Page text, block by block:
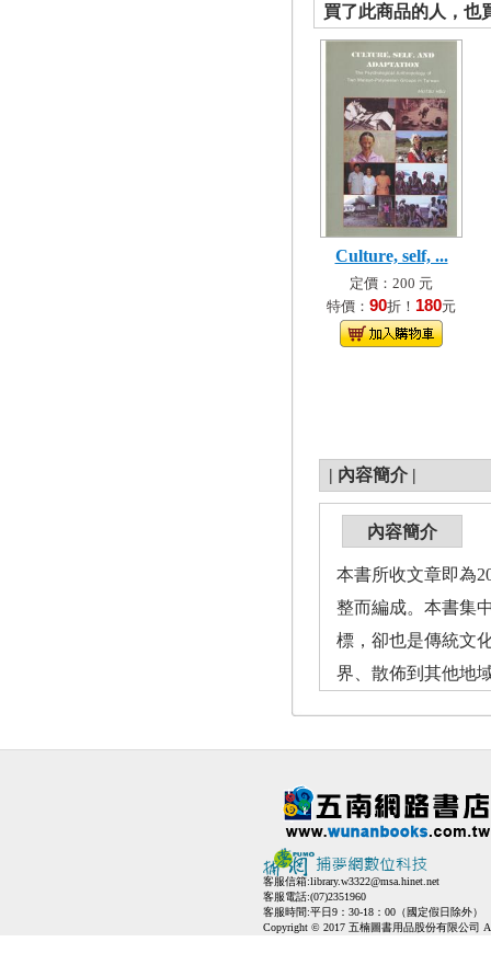
買了此商品的人，也
Culture, self, ...
定價：200 元
特價： 90折！ 180元
| 內容簡介 |
內容簡介
本書所收文章即為
整而編成。本書集
標，卻也是傳統文
界、散佈到其他地
客服信箱:library.w3322@msa.hinet.net
客服電話:(07)2351960
客服時間:平日9：30-18：00（國定假日除外）
Copyright © 2017 五楠圖書用品股份有限公司